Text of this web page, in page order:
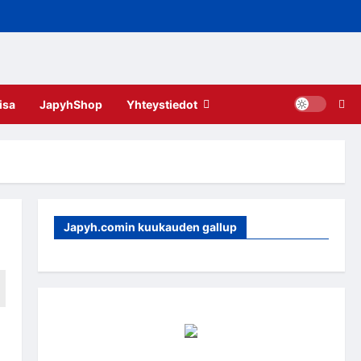
JapyhShop Yhteystiedot
Japyh.comin kuukauden gallup